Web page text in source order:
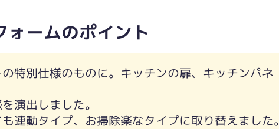
ォームのポイント
特別仕様のものに。キッチンの扉、キッチンパネ
演出しました。
連動タイプ、お掃除楽なタイプに取り替えました。